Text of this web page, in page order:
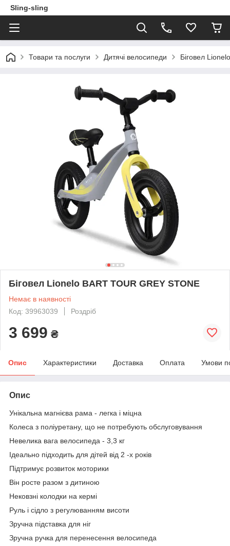
Sling-sling
Товари та послуги Дитячі велосипеди Біговел
Біговел Lionelo BART TOUR GREY STONE
Немає в наявності
Код: 39963039
Роздріб
3 699 ₴
Опис Характеристики Доставка Оплата Умови
Опис
Унікальна магнієва рама - легка і міцна
Колеса з поліуретану, що не потребують обслуговування
Невелика вага велосипеда - 3,3 кг
Ідеально підходить для дітей від 2 -х років
Підтримує розвиток моторики
Він росте разом з дитиною
Нековзні колодки на кермі
Руль і сідло з регулюванням висоти
Зручна підставка для ніг
Зручна ручка для перенесення велосипеда